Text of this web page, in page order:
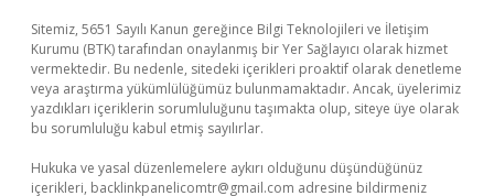
Sitemiz, 5651 Sayılı Kanun gereğince Bilgi Teknolojileri ve İletişim
Kurumu (BTK) tarafından onaylanmış bir Yer Sağlayıcı olarak hizmet
vermektedir. Bu nedenle, sitedeki içerikleri proaktif olarak denetleme
veya araştırma yükümlülüğümüz bulunmamaktadır. Ancak, üyelerimiz
yazdıkları içeriklerin sorumluluğunu taşımakta olup, siteye üye olarak
bu sorumluluğu kabul etmiş sayılırlar.
Hukuka ve yasal düzenlemelere aykırı olduğunu düşündüğünüz
içerikleri, backlinkpanelicomtr@gmail.com adresine bildirmeniz